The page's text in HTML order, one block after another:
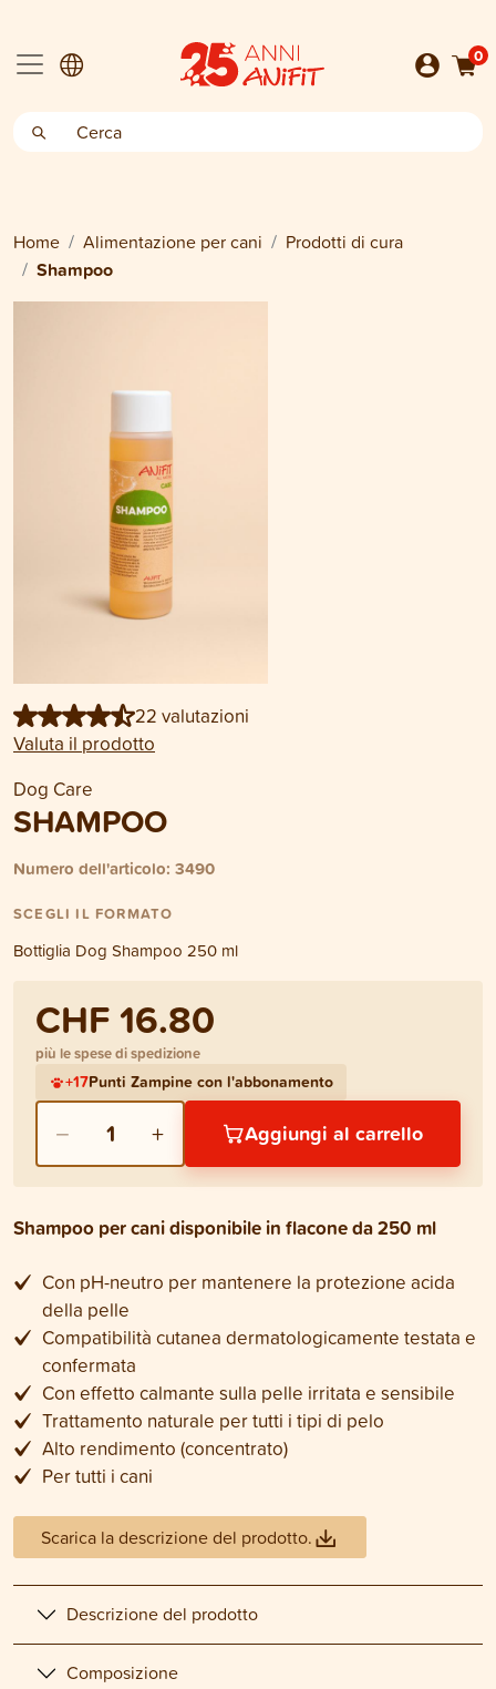
0
Home Alimentazione per cani Prodotti di cura
Shampoo
22 valutazioni
Valuta il prodotto
Dog Care
SHAMPOO
Numero dell'articolo: 3490
SCEGLI IL FORMATO
Bottiglia Dog Shampoo 250 ml
CHF 16.80
più le spese di spedizione
+17Punti Zampine con l'abbonamento
− 1 + Aggiungi al carrello
Shampoo per cani disponibile in flacone da 250 ml
Con pH-neutro per mantenere la protezione acida
della pelle
Compatibilità cutanea dermatologicamente testata e
confermata
Con effetto calmante sulla pelle irritata e sensibile
Trattamento naturale per tutti i tipi di pelo
Alto rendimento (concentrato)
Per tutti i cani
Scarica la descrizione del prodotto.
Descrizione del prodotto
Composizione